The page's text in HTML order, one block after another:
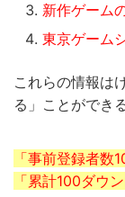
新作ゲーム
東京ゲーム
これらの情報は
る」ことができ
「事前登録者数
「累計100ダウ